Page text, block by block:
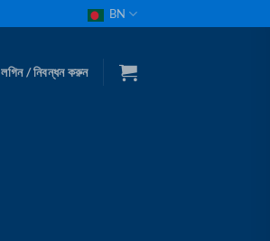
BN
লগিন / নিবন্ধন করুন